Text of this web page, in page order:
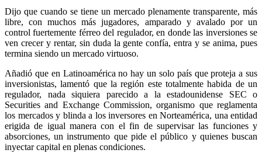
Dijo que cuando se tiene un mercado plenamente transparente, más
libre, con muchos más jugadores, amparado y avalado por un
control fuertemente férreo del regulador, en donde las inversiones se
ven crecer y rentar, sin duda la gente confía, entra y se anima, pues
termina siendo un mercado virtuoso.
Añadió que en Latinoamérica no hay un solo país que proteja a sus
inversionistas, lamentó que la región este totalmente habida de un
regulador, nada siquiera parecido a la estadounidense SEC o
Securities and Exchange Commission, organismo que reglamenta
los mercados y blinda a los inversores en Norteamérica, una entidad
erigida de igual manera con el fin de supervisar las funciones y
absorciones, un instrumento que pide el público y quienes buscan
inyectar capital en plenas condiciones.